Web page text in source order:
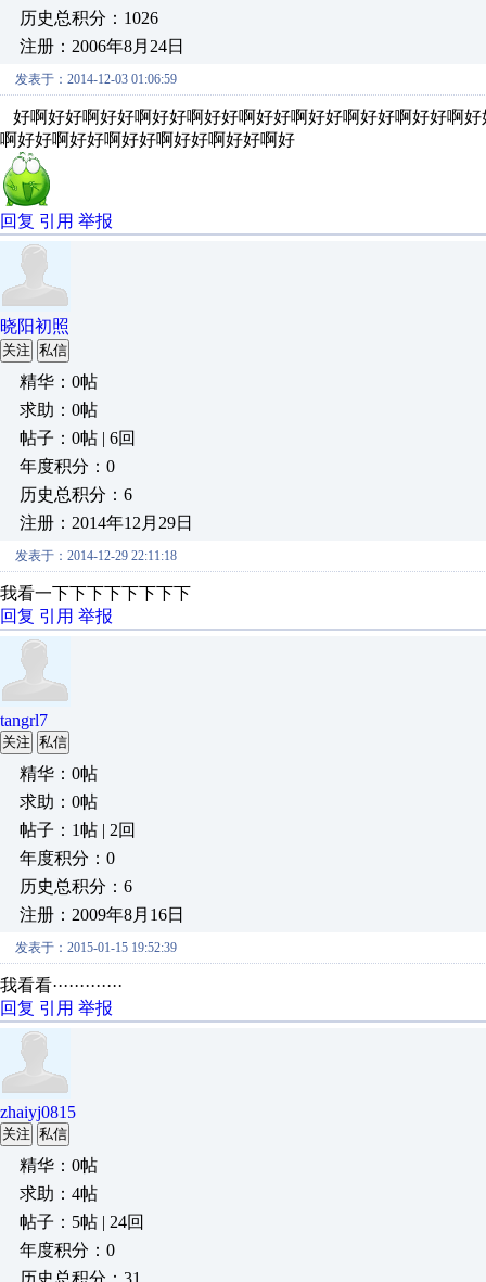
历史总积分：1026
注册：2006年8月24日
发表于：2014-12-03 01:06:59
好啊好好啊好好啊好好啊好好啊好好啊好好啊好好啊好好啊
啊好好啊好好啊好好啊好好啊好好啊好
回复 引用 举报
晓阳初照
关注 私信
精华：0帖
求助：0帖
帖子：0帖 | 6回
年度积分：0
历史总积分：6
注册：2014年12月29日
发表于：2014-12-29 22:11:18
我看一下下下下下下下下
回复 引用 举报
tangrl7
关注 私信
精华：0帖
求助：0帖
帖子：1帖 | 2回
年度积分：0
历史总积分：6
注册：2009年8月16日
发表于：2015-01-15 19:52:39
我看看·············
回复 引用 举报
zhaiyj0815
关注 私信
精华：0帖
求助：4帖
帖子：5帖 | 24回
年度积分：0
历史总积分：31